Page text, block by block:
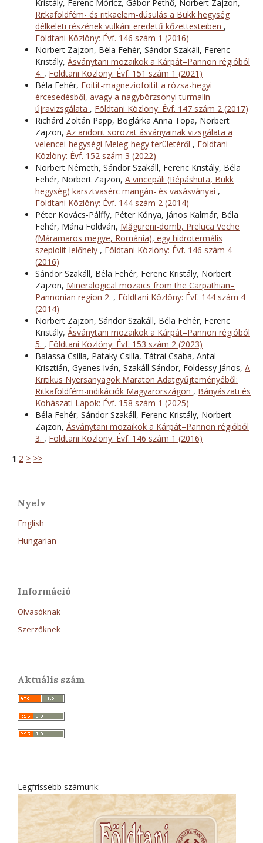
Kristály, Ferenc Móricz, Gábor Pethő, Norbert Zajzon,
Ritkaföldfém- és ritkaelem-dúsulás a Bükk hegység
délkeleti részének vulkáni eredetű kőzettesteiben ,
Földtani Közlöny: Évf. 146 szám 1 (2016)
Norbert Zajzon, Béla Fehér, Sándor Szakáll, Ferenc
Kristály, Ásványtani mozaikok a Kárpát–Pannon régióból
4. , Földtani Közlöny: Évf. 151 szám 1 (2021)
Béla Fehér, Foitit-magneziofoitit a rózsa-hegyi
ércesedésből, avagy a nagybörzsönyi turmalin
újravizsgálata , Földtani Közlöny: Évf. 147 szám 2 (2017)
Richárd Zoltán Papp, Boglárka Anna Topa, Norbert
Zajzon, Az andorit sorozat ásványainak vizsgálata a
velencei-hegységi Meleg-hegy területéről , Földtani
Közlöny: Évf. 152 szám 3 (2022)
Norbert Németh, Sándor Szakáll, Ferenc Kristály, Béla
Fehér, Norbert Zajzon, A vincepáli (Répáshuta, Bükk
hegység) karsztvasérc mangán- és vasásványai ,
Földtani Közlöny: Évf. 144 szám 2 (2014)
Péter Kovács-Pálffy, Péter Kónya, János Kalmár, Béla
Fehér, Mária Földvári, Măgureni-domb, Preluca Veche
(Máramaros megye, Románia), egy hidrotermális
szepiolit-lelőhely , Földtani Közlöny: Évf. 146 szám 4
(2016)
Sándor Szakáll, Béla Fehér, Ferenc Kristály, Norbert
Zajzon, Mineralogical mozaics from the Carpathian–
Pannonian region 2. , Földtani Közlöny: Évf. 144 szám 4
(2014)
Norbert Zajzon, Sándor Szakáll, Béla Fehér, Ferenc
Kristály, Ásványtani mozaikok a Kárpát–Pannon régióból
5. , Földtani Közlöny: Évf. 153 szám 2 (2023)
Balassa Csilla, Pataky Csilla, Tátrai Csaba, Antal
Krisztián, Gyenes Iván, Szakáll Sándor, Földessy János, A
Kritikus Nyersanyagok Maraton Adatgyűjteményéből:
Ritkaföldfém-indikációk Magyarországon , Bányászati és
Kohászati Lapok: Évf. 158 szám 1 (2025)
Béla Fehér, Sándor Szakáll, Ferenc Kristály, Norbert
Zajzon, Ásványtani mozaikok a Kárpát–Pannon régióból
3. , Földtani Közlöny: Évf. 146 szám 1 (2016)
1 2 > >>
Nyelv
English
Hungarian
Információ
Olvasóknak
Szerzőknek
Aktuális szám
Legfrissebb számunk: